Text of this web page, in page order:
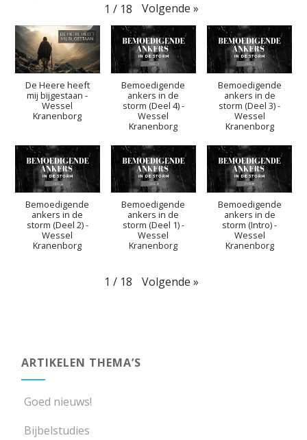
1 / 18 Volgende »
De Heere heeft
mij bijgestaan -
Wessel
Kranenborg
Bemoedigende
ankers in de
storm (Deel 4) -
Wessel
Kranenborg
Bemoedigende
ankers in de
storm (Deel 3) -
Wessel
Kranenborg
Bemoedigende
ankers in de
storm (Deel 2) -
Wessel
Kranenborg
Bemoedigende
ankers in de
storm (Deel 1) -
Wessel
Kranenborg
Bemoedigende
ankers in de
storm (Intro) -
Wessel
Kranenborg
1 / 18 Volgende »
ARTIKELEN THEMA’S
Goed nieuws!
Bijbelstudies